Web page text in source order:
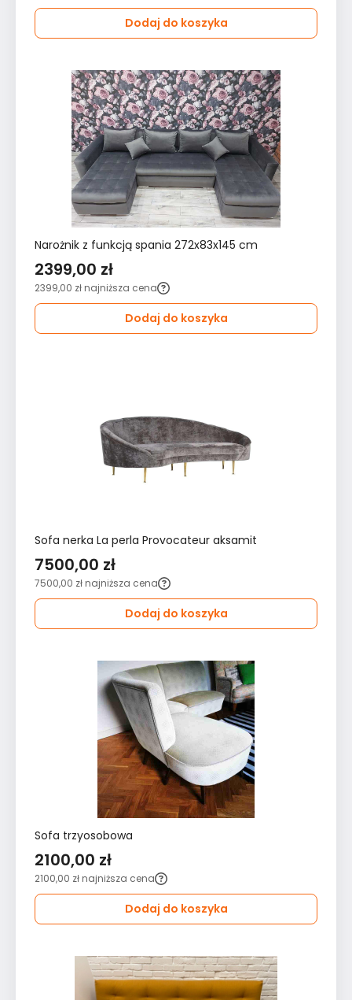
Dodaj do koszyka
Narożnik z funkcją spania 272x83x145 cm
2399,00 zł
2399,00 zł najniższa cena
Dodaj do koszyka
Sofa nerka La perla Provocateur aksamit
7500,00 zł
7500,00 zł najniższa cena
Dodaj do koszyka
Sofa trzyosobowa
2100,00 zł
2100,00 zł najniższa cena
Dodaj do koszyka